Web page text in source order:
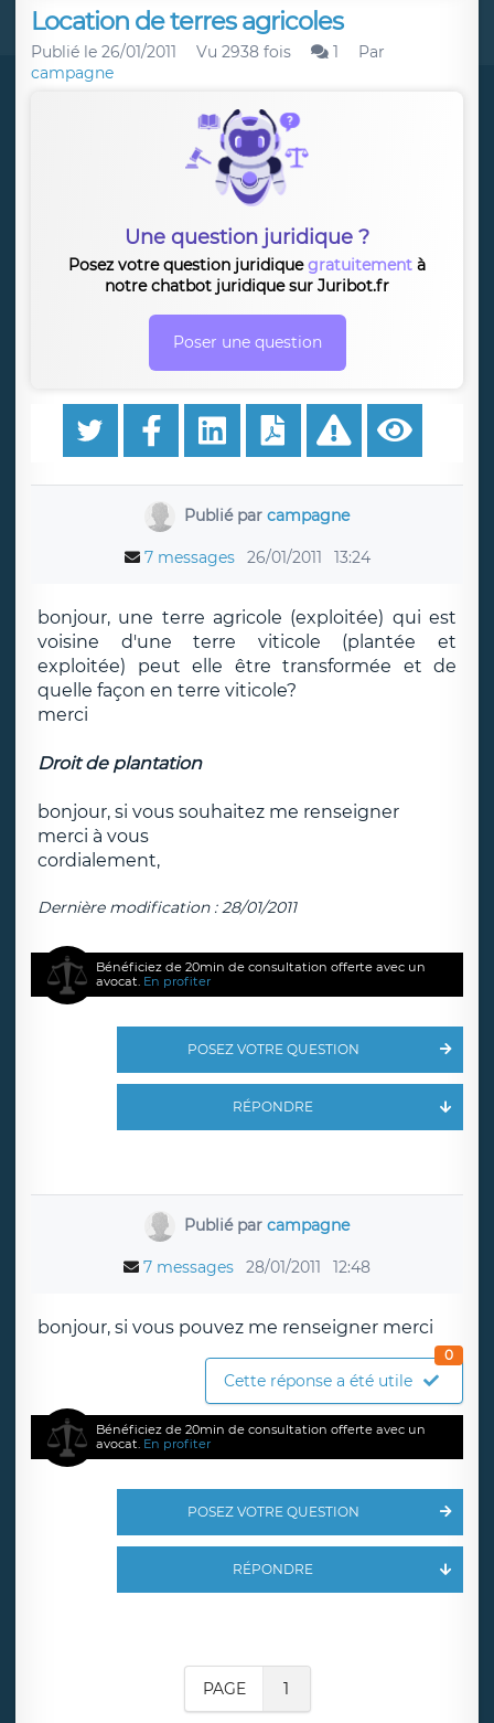
Location de terres agricoles
Publié le 26/01/2011 Vu 2938 fois 1
Par
campagne
Une question juridique ?
Posez votre question juridiquegratuitement à
notre chatbot juridique sur Juribot.fr
Poser une question
Publié par campagne
7 messages 26/01/2011 13:24
bonjour, une terre agricole (exploitée) qui est
voisine d'une terre viticole (plantée et
exploitée) peut elle être transformée et de
quelle façon en terre viticole?
merci
Droit de plantation
bonjour, si vous souhaitez me renseigner
merci à vous
cordialement,
Dernière modification : 28/01/2011
Bénéficiez de 20min de consultation offerte avec un
avocat. En profiter
POSEZ VOTRE QUESTION
RÉPONDRE
Publié par campagne
7 messages 28/01/2011 12:48
bonjour, si vous pouvez me renseigner merci
Cette réponse a été utile
0
Bénéficiez de 20min de consultation offerte avec un
avocat. En profiter
POSEZ VOTRE QUESTION
RÉPONDRE
PAGE 1